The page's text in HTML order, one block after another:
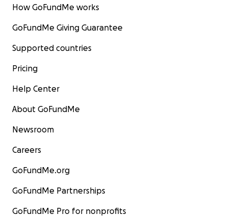
How GoFundMe works
GoFundMe Giving Guarantee
Supported countries
Pricing
Help Center
About GoFundMe
Newsroom
Careers
GoFundMe.org
GoFundMe Partnerships
GoFundMe Pro for nonprofits